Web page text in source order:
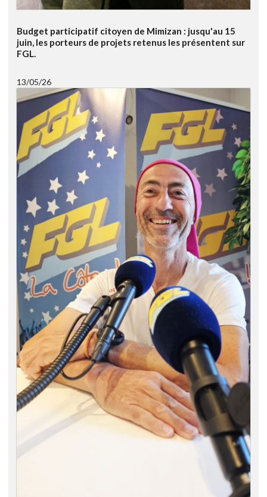
Budget participatif citoyen de Mimizan : jusqu'au 15
juin, les porteurs de projets retenus les présentent sur
FGL.
13/05/26